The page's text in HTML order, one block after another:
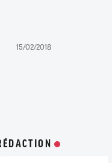
15/02/2018